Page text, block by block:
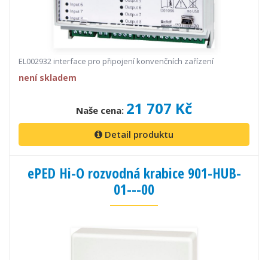
EL002932 interface pro připojení konvenčních zařízení
není skladem
Naše cena: 21 707 Kč
Detail produktu
ePED Hi-O rozvodná krabice 901-HUB-
01---00